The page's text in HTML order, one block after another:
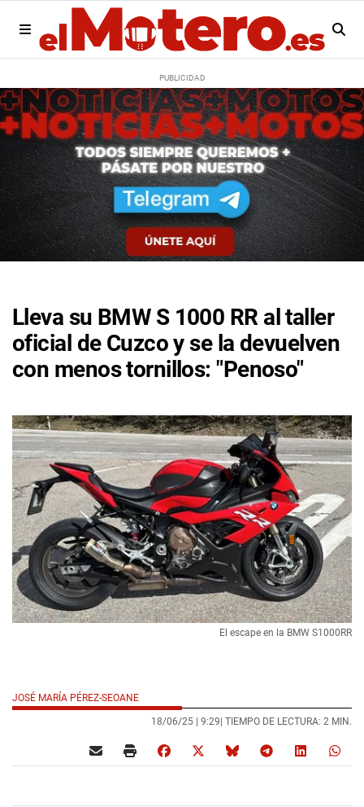
Lleva su BMW S 1000 RR al taller
oficial de Cuzco y se la devuelven
con menos tornillos: "Penoso"
El escape en la BMW S1000RR
JOSÉ MARÍA PÉREZ-SEOANE
18/06/25 | 9:29 | TIEMPO DE LECTURA: 2 MIN.